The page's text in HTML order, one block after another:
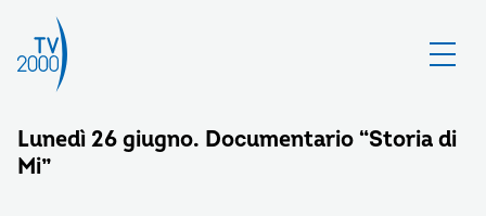
Lunedì 26 giugno. Documentario “Storia di
Mi”